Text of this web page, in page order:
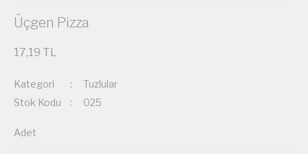
Üçgen Pizza
17,19 TL
Kategori
Tuzlular
Stok Kodu
025
Adet